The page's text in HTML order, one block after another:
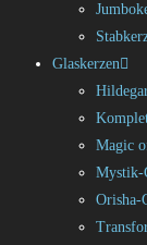
Glaskerzen
Magic
Mystik-
Orisha-